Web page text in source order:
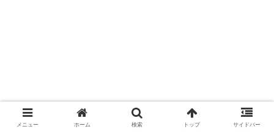
メニュー ホーム 検索 トップ サイドバー